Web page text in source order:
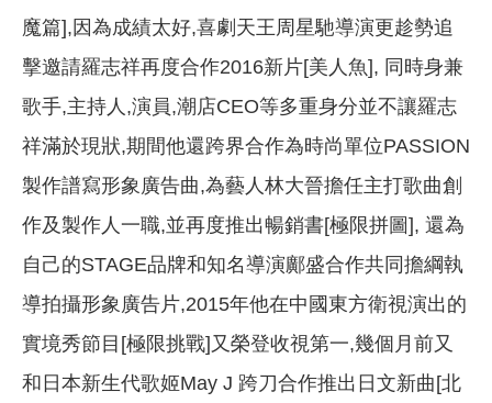
魔篇],因為成績太好,喜劇天王周星馳導演更趁勢追
擊邀請羅志祥再度合作2016新片[美人魚], 同時身兼
歌手,主持人,演員,潮店CEO等多重身分並不讓羅志
祥滿於現狀,期間他還跨界合作為時尚單位PASSION
製作譜寫形象廣告曲,為藝人林大晉擔任主打歌曲創
作及製作人一職,並再度推出暢銷書[極限拼圖], 還為
自己的STAGE品牌和知名導演鄺盛合作共同擔綱執
導拍攝形象廣告片,2015年他在中國東方衛視演出的
實境秀節目[極限挑戰]又榮登收視第一,幾個月前又
和日本新生代歌姬May J 跨刀合作推出日文新曲[北